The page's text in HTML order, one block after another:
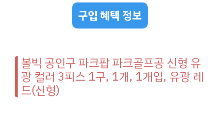
구입 혜택 정보
볼빅 공인구 파크팝 파크골프공 신형 유
광 컬러 3피스 1구, 1개, 1개입, 유광 레
드(신형)